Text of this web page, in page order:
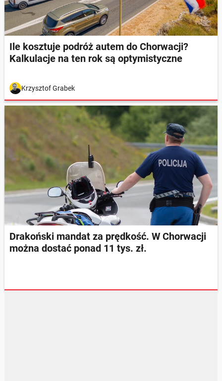
Ile kosztuje podróż autem do Chorwacji?
Kalkulacje na ten rok są optymistyczne
Krzysztof Grabek
Drakoński mandat za prędkość. W Chorwacji
można dostać ponad 11 tys. zł.